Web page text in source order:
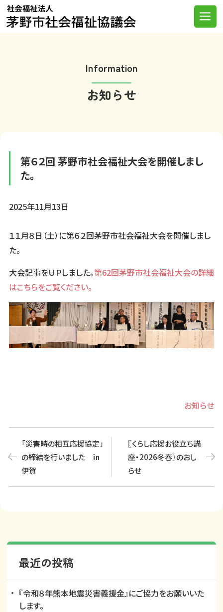
Skip
to
Information
お知らせ
第６２回 茅野市社会福祉大会を開催しまし
た。
2025年11月13日
１１月８日（土）に第６２回茅野市社会福祉大会を開催しまし
た。
大会記事をＵＰしました。第62回茅野市社会福祉大会の詳細
はこちらをご覧ください。
お知らせ
Post
navigation
「災害時の相互応援協定」
の締結を行いました ㏌
伊賀
〖くらし応援お役立ち講
座・2026冬春〗のおし
らせ
最近の投稿
『令和８年熊本地震災害義援金』にご協力をお願いいた
します。